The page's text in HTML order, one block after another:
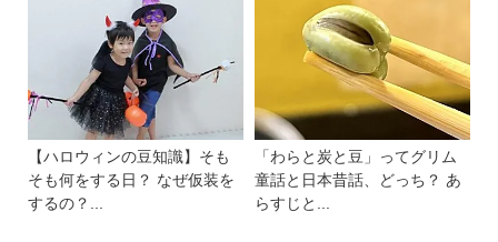
【ハロウィンの豆知識】そも
そも何をする日？ なぜ仮装を
するの？...
「わらと炭と豆」ってグリム
童話と日本昔話、どっち？ あ
らすじと...